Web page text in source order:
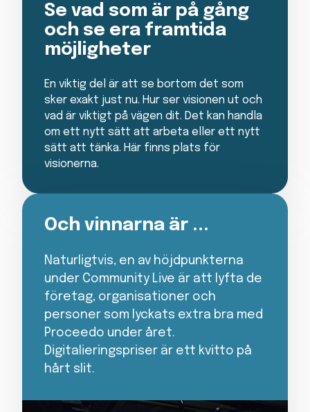
Se vad som är på gång
och se era framtida
möjligheter
En viktig del är att se bortom det som
sker exakt just nu. Hur ser visionen ut och
vad är viktigt på vägen dit. Det kan handla
om ett nytt sätt att arbeta eller ett nytt
sätt att tänka. Här finns plats för
visionerna.
Och vinnarna är ...
Naturligtvis, en av höjdpunkterna
under Community Live är att lyfta de
företag, organisationer och
personer som lyckats extra bra med
Proceedo under året.
Digitalieringspriser är ett kvitto på
hårt slit.